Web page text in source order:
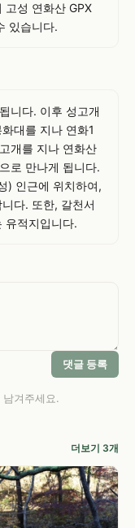
고성 연화산 GPX
있습니다.
니다. 이후 성고개
대를 지나 연화1
개를 지나 연화산
로 만나게 됩니다.
) 인근에 위치하여,
다. 또한, 갈천서
유적지입니다.
댓글 등록
겨주세요.
더보기 3개